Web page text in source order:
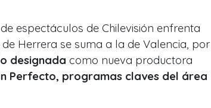
espectáculos de Chilevisión enfrenta
Herrera se suma a la de Valencia, por
designada como nueva productora
Perfecto, programas claves del área